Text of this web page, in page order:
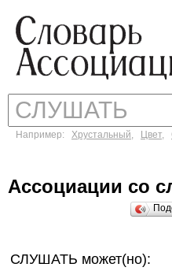
Например: Хрустальный, Цвет,
Ассоциации со
СЛУШАТЬ может(но):